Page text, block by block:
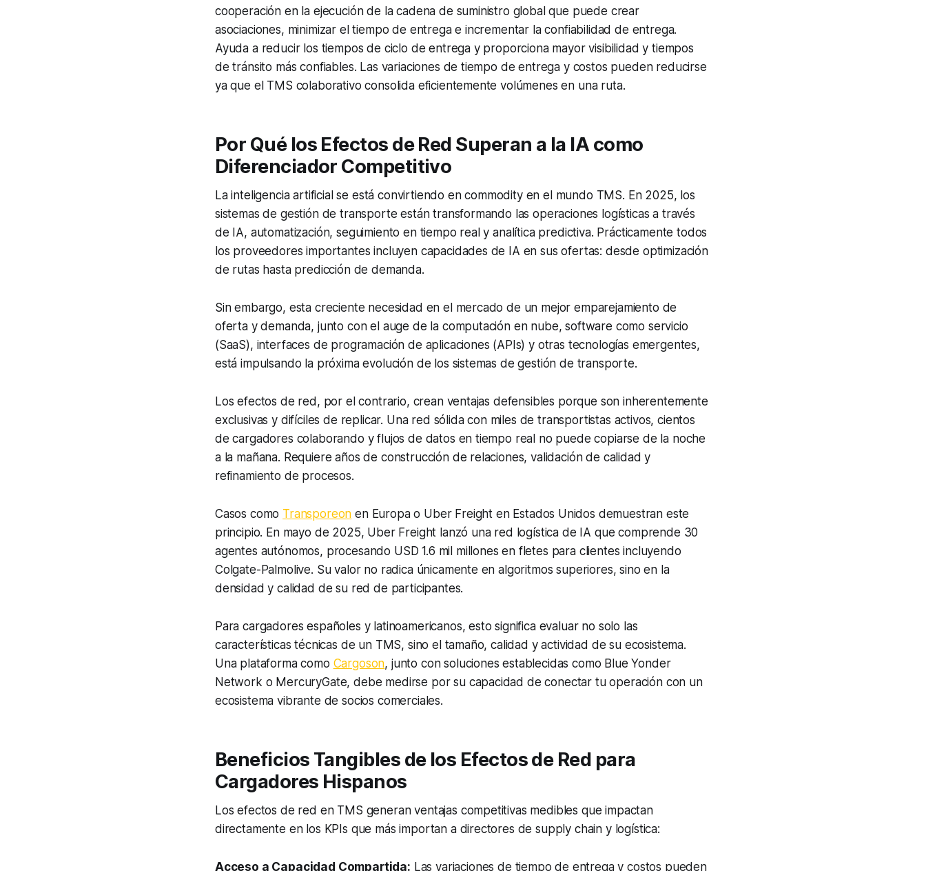
cooperación en la ejecución de la cadena de suministro global que puede crear
asociaciones, minimizar el tiempo de entrega e incrementar la confiabilidad de entrega.
Ayuda a reducir los tiempos de ciclo de entrega y proporciona mayor visibilidad y tiempos
de tránsito más confiables. Las variaciones de tiempo de entrega y costos pueden reducirse
ya que el TMS colaborativo consolida eficientemente volúmenes en una ruta.
Por Qué los Efectos de Red Superan a la IA como
Diferenciador Competitivo
La inteligencia artificial se está convirtiendo en commodity en el mundo TMS. En 2025, los
sistemas de gestión de transporte están transformando las operaciones logísticas a través
de IA, automatización, seguimiento en tiempo real y analítica predictiva. Prácticamente todos
los proveedores importantes incluyen capacidades de IA en sus ofertas: desde optimización
de rutas hasta predicción de demanda.
Sin embargo, esta creciente necesidad en el mercado de un mejor emparejamiento de
oferta y demanda, junto con el auge de la computación en nube, software como servicio
(SaaS), interfaces de programación de aplicaciones (APIs) y otras tecnologías emergentes,
está impulsando la próxima evolución de los sistemas de gestión de transporte.
Los efectos de red, por el contrario, crean ventajas defensibles porque son inherentemente
exclusivas y difíciles de replicar. Una red sólida con miles de transportistas activos, cientos
de cargadores colaborando y flujos de datos en tiempo real no puede copiarse de la noche
a la mañana. Requiere años de construcción de relaciones, validación de calidad y
refinamiento de procesos.
Casos como Transporeon en Europa o Uber Freight en Estados Unidos demuestran este
principio. En mayo de 2025, Uber Freight lanzó una red logística de IA que comprende 30
agentes autónomos, procesando USD 1.6 mil millones en fletes para clientes incluyendo
Colgate-Palmolive. Su valor no radica únicamente en algoritmos superiores, sino en la
densidad y calidad de su red de participantes.
Para cargadores españoles y latinoamericanos, esto significa evaluar no solo las
características técnicas de un TMS, sino el tamaño, calidad y actividad de su ecosistema.
Una plataforma como Cargoson, junto con soluciones establecidas como Blue Yonder
Network o MercuryGate, debe medirse por su capacidad de conectar tu operación con un
ecosistema vibrante de socios comerciales.
Beneficios Tangibles de los Efectos de Red para
Cargadores Hispanos
Los efectos de red en TMS generan ventajas competitivas medibles que impactan
directamente en los KPIs que más importan a directores de supply chain y logística:
Acceso a Capacidad Compartida: Las variaciones de tiempo de entrega y costos pueden